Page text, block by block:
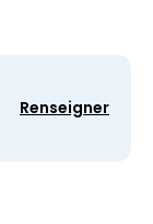
Renseigner